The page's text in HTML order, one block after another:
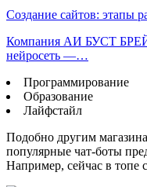
Создание сайтов: этапы
Компания АИ БУСТ
нейросеть —…
Программирование
Образование
Лайфстайл
Подобно другим
популярные чат-боты
Например, сейчас в топе